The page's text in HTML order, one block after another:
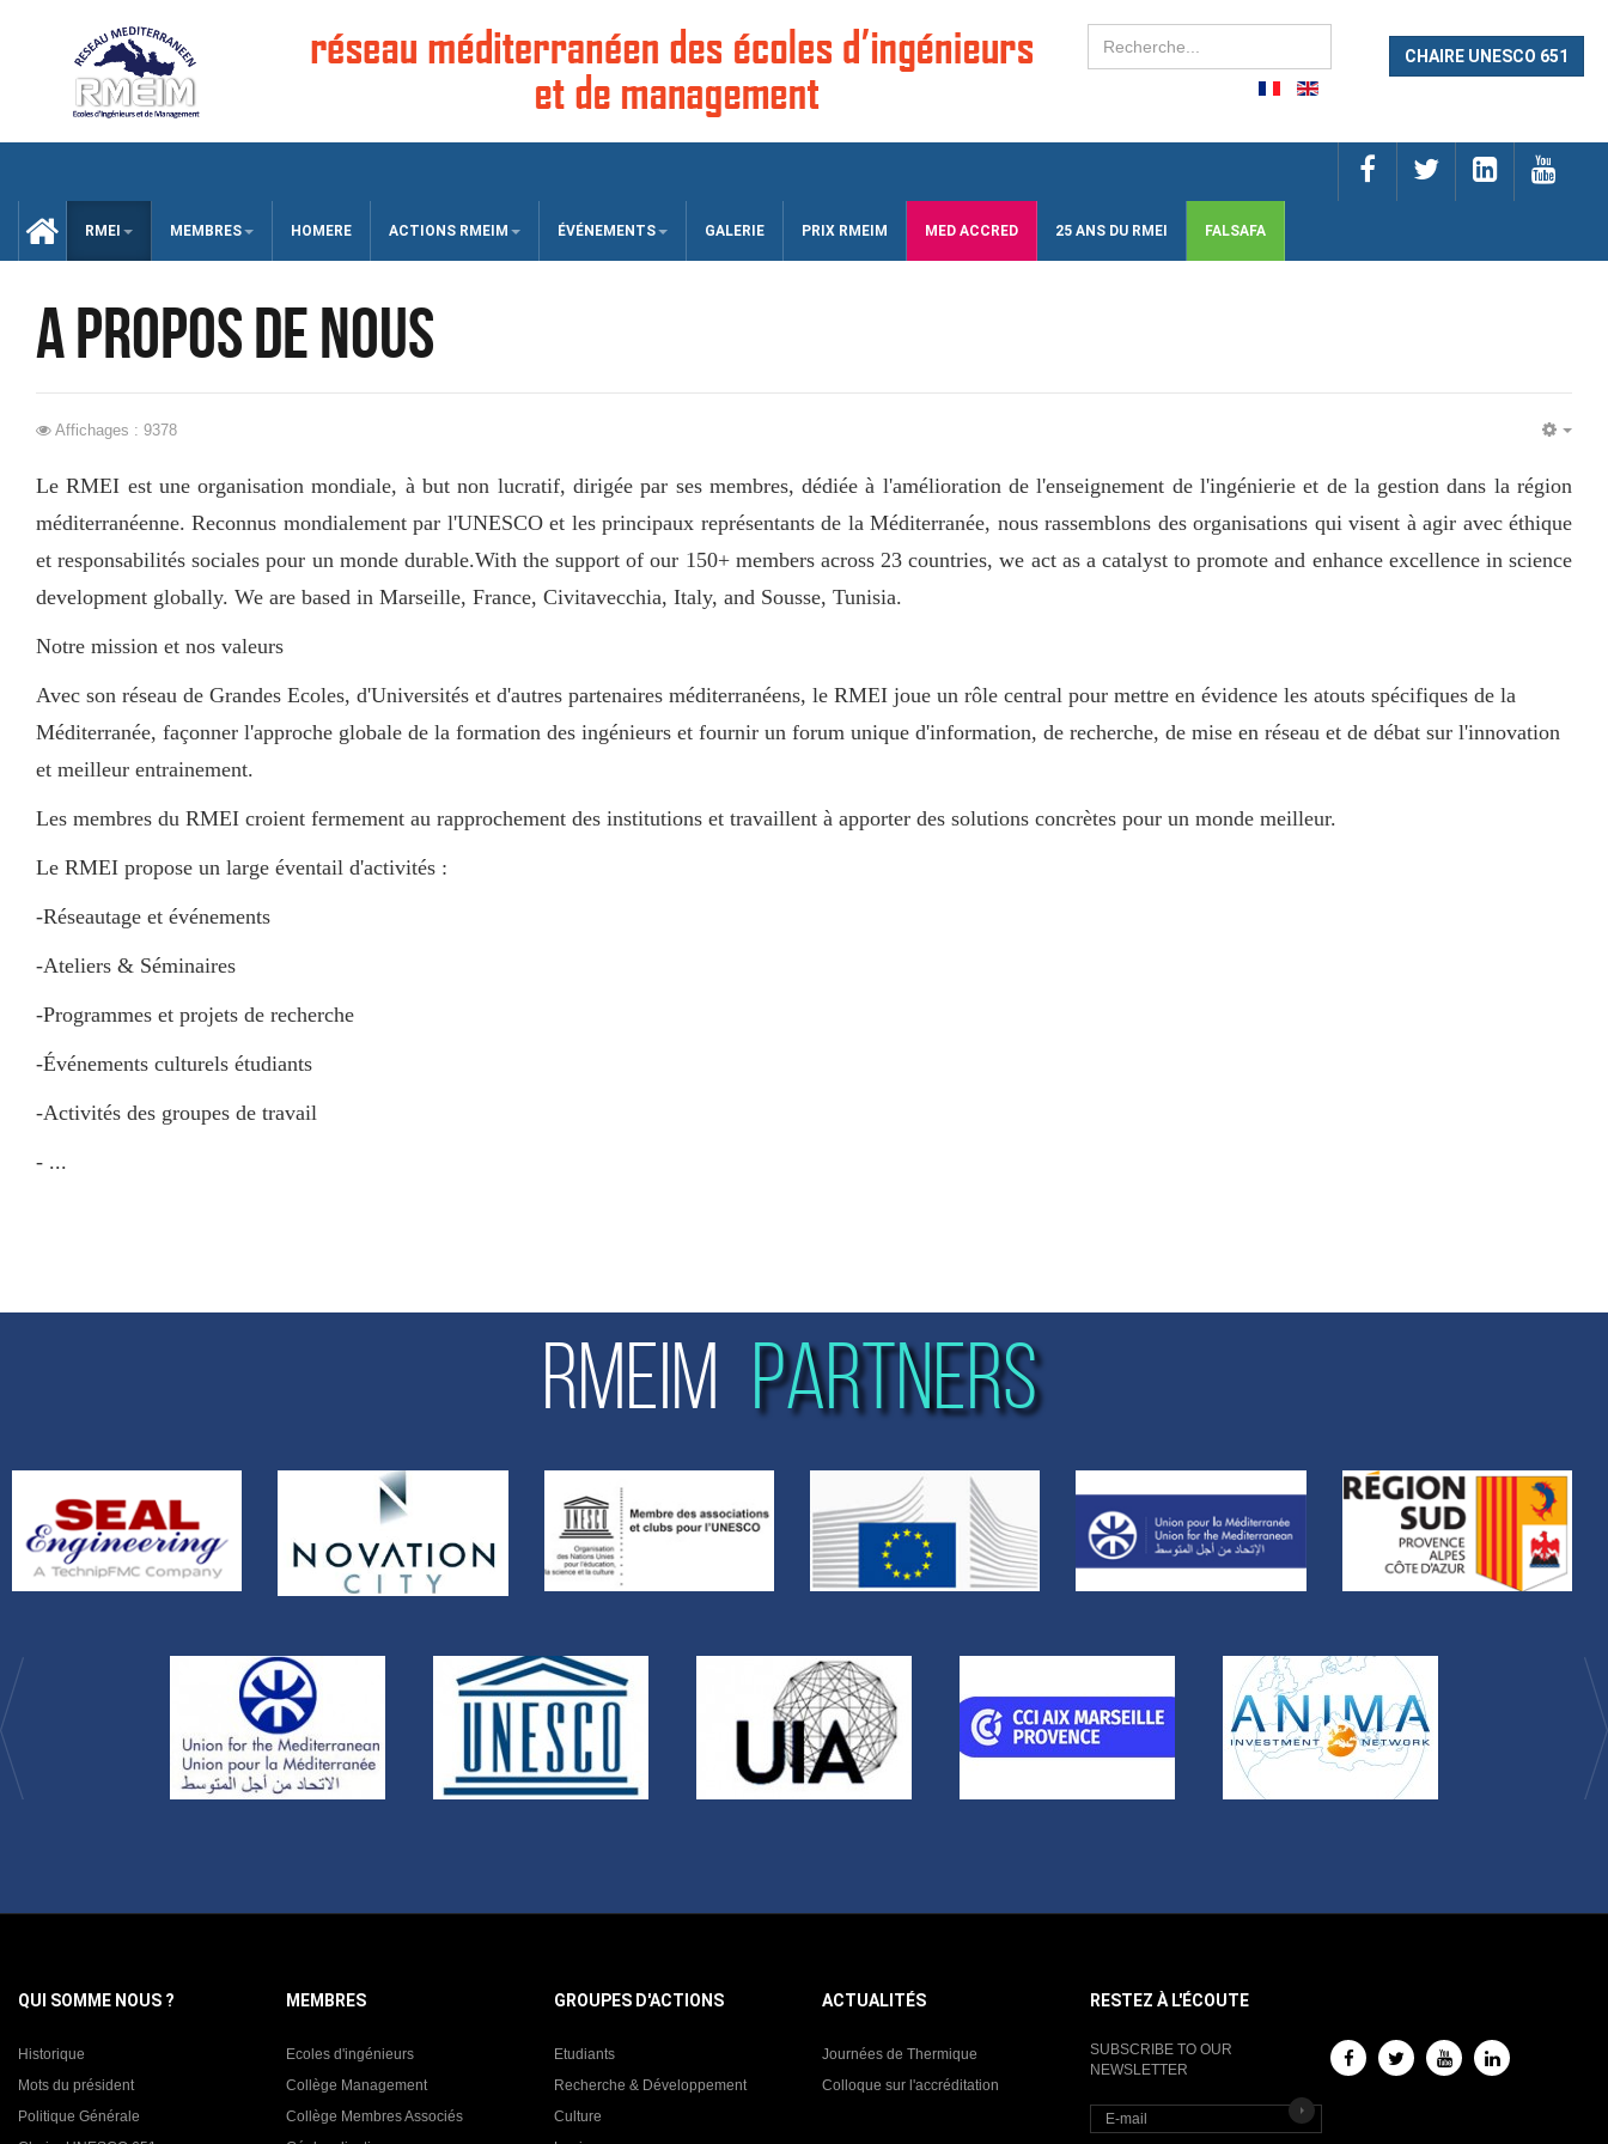
CHAIRE UNESCO 651
RMEI MEMBRES HOMERE ACTIONS RMEIM ÉVÉNEMENTS GALERIE PRIX RMEIM MED ACCRED 25 ANS DU RMEI FALSAFA
a propos de nous
Affichages : 9378
Le RMEI est une organisation mondiale, à but non lucratif, dirigée par ses membres, dédiée à l'amélioration de l'enseignement de l'ingénierie et de la gestion dans la région
méditerranéenne. Reconnus mondialement par l'UNESCO et les principaux représentants de la Méditerranée, nous rassemblons des organisations qui visent à agir avec éthique
et responsabilités sociales pour un monde durable.With the support of our 150+ members across 23 countries, we act as a catalyst to promote and enhance excellence in science
development globally. We are based in Marseille, France, Civitavecchia, Italy, and Sousse, Tunisia.
Notre mission et nos valeurs
Avec son réseau de Grandes Ecoles, d'Universités et d'autres partenaires méditerranéens, le RMEI joue un rôle central pour mettre en évidence les atouts spécifiques de la
Méditerranée, façonner l'approche globale de la formation des ingénieurs et fournir un forum unique d'information, de recherche, de mise en réseau et de débat sur l'innovation
et meilleur entrainement.
Les membres du RMEI croient fermement au rapprochement des institutions et travaillent à apporter des solutions concrètes pour un monde meilleur.
Le RMEI propose un large éventail d'activités :
-Réseautage et événements
-Ateliers & Séminaires
-Programmes et projets de recherche
-Événements culturels étudiants
-Activités des groupes de travail
- ...
RMEIM PARTNERS
QUI SOMME NOUS ?
Historique
Mots du président
Politique Générale
MEMBRES
Ecoles d'ingénieurs
Collège Management
Collège Membres Associés
GROUPES D'ACTIONS
Etudiants
Recherche & Développement
Culture
ACTUALITÉS
Journées de Thermique
Colloque sur l'accréditation
RESTEZ À L'ÉCOUTE
SUBSCRIBE TO OUR
NEWSLETTER